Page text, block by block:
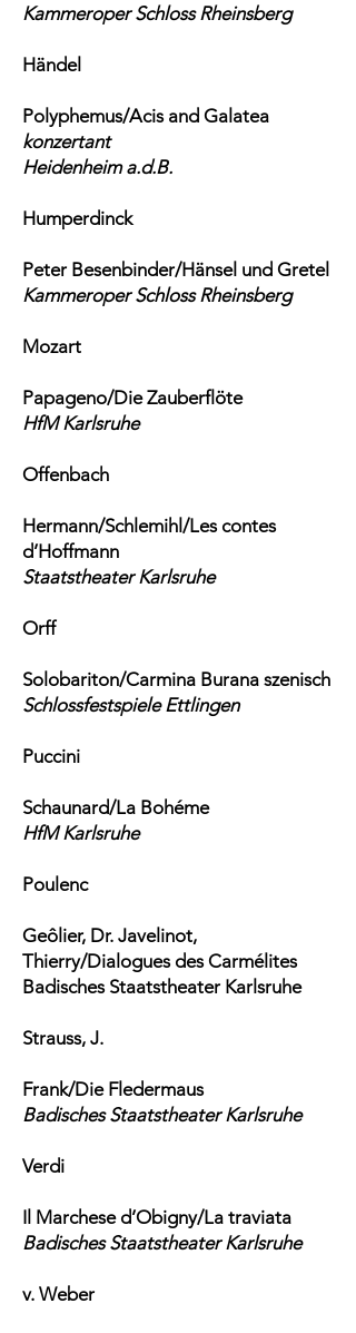
Kammeroper Schloss Rheinsberg
Händel
Polyphemus/Acis and Galatea
konzertant
Heidenheim a.d.B.
Humperdinck
Peter Besenbinder/Hänsel und Gretel
Kammeroper Schloss Rheinsberg
Mozart
Papageno/Die Zauberflöte
HfM Karlsruhe
Offenbach
Hermann/Schlemihl/Les contes
d’Hoffmann
Staatstheater Karlsruhe
Orff
Solobariton/Carmina Burana szenisch
Schlossfestspiele Ettlingen
Puccini
Schaunard/La Bohéme
HfM Karlsruhe
Poulenc​
Geôlier, Dr. Javelinot,
Thierry/Dialogues des Carmélites
Badisches Staatstheater Karlsruhe
Strauss, J.
Frank/Die Fledermaus
Badisches Staatstheater Karlsruhe
Verdi
Il Marchese d’Obigny/La traviata
Badisches Staatstheater Karlsruhe
v. Weber